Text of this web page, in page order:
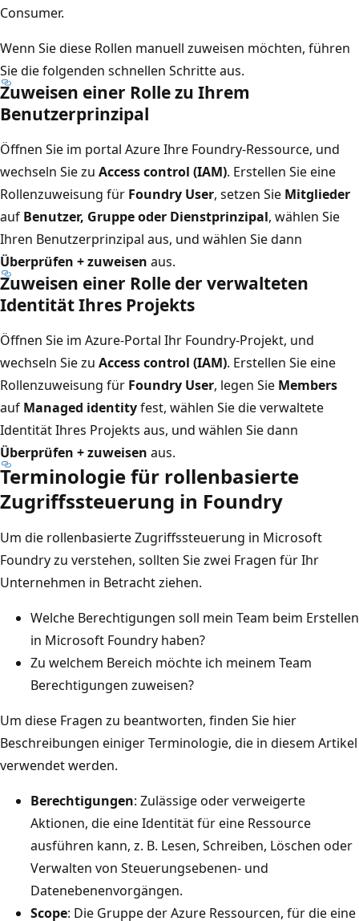
Consumer.
Wenn Sie diese Rollen manuell zuweisen möchten, führen
Sie die folgenden schnellen Schritte aus.
Zuweisen einer Rolle zu Ihrem
Benutzerprinzipal
Öffnen Sie im portal Azure Ihre Foundry-Ressource, und
wechseln Sie zu Access control (IAM). Erstellen Sie eine
Rollenzuweisung für Foundry User, setzen Sie Mitglieder
auf Benutzer, Gruppe oder Dienstprinzipal, wählen Sie
Ihren Benutzerprinzipal aus, und wählen Sie dann
Überprüfen + zuweisen aus.
Zuweisen einer Rolle der verwalteten
Identität Ihres Projekts
Öffnen Sie im Azure-Portal Ihr Foundry-Projekt, und
wechseln Sie zu Access control (IAM). Erstellen Sie eine
Rollenzuweisung für Foundry User, legen Sie Members
auf Managed identityfest, wählen Sie die verwaltete
Identität Ihres Projekts aus, und wählen Sie dann
Überprüfen + zuweisen aus.
Terminologie für rollenbasierte
Zugriffssteuerung in Foundry
Um die rollenbasierte Zugriffssteuerung in Microsoft
Foundry zu verstehen, sollten Sie zwei Fragen für Ihr
Unternehmen in Betracht ziehen.
Welche Berechtigungen soll mein Team beim Erstellen
in Microsoft Foundry haben?
Zu welchem Bereich möchte ich meinem Team
Berechtigungen zuweisen?
Um diese Fragen zu beantworten, finden Sie hier
Beschreibungen einiger Terminologie, die in diesem Artikel
verwendet werden.
Berechtigungen: Zulässige oder verweigerte
Aktionen, die eine Identität für eine Ressource
ausführen kann, z. B. Lesen, Schreiben, Löschen oder
Verwalten von Steuerungsebenen- und
Datenebenenvorgängen.
Scope: Die Gruppe der Azure Ressourcen, für die eine